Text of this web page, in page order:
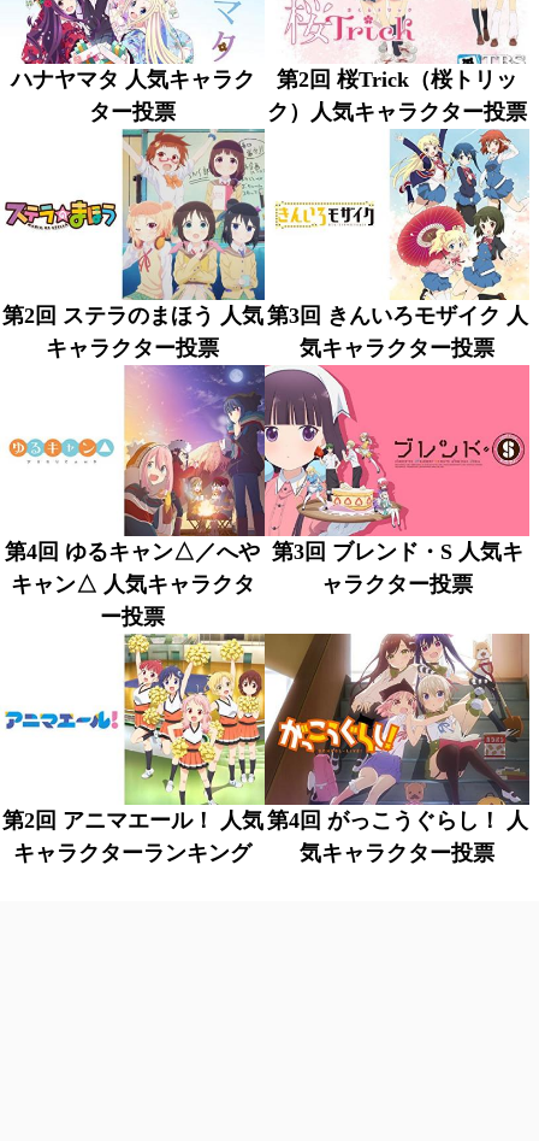
ハナヤマタ 人気キャラク
ター投票
第2回 桜Trick（桜トリッ
ク）人気キャラクター投票
第2回 ステラのまほう 人気
キャラクター投票
第3回 きんいろモザイク 人
気キャラクター投票
第4回 ゆるキャン△／へや
キャン△ 人気キャラクタ
ー投票
第3回 ブレンド・S 人気キ
ャラクター投票
第2回 アニマエール！ 人気
キャラクターランキング
第4回 がっこうぐらし！ 人
気キャラクター投票